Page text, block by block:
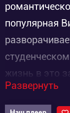
популярная
жизнь в это
пытались
Потом
Развернуть